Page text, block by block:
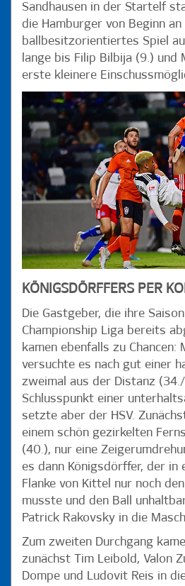
Sandhausen in der Startelf
die Hamburger von Beginn
ballbesitzorientiertes Spiel
lange bis Filip Bilbija (9.) und
erste kleinere
KÖNIGSDÖRFFERS PER
Die Gastgeber, die ihre
Championship Liga bereits
kamen ebenfalls zu Chancen:
versuchte es nach gut einer
zweimal aus der Distanz
Schlusspunkt einer
setzte aber der HSV.
einem schön gezirkelten
(40.), nur eine
es dann Königsdörffer, der in
Flanke von Kittel nur noch
musste und den Ball
Patrick Rakovsky in die
Zum zweiten Durchgang
zunächst Tim Leibold, Valon
Dompe und Ludovit Reis in